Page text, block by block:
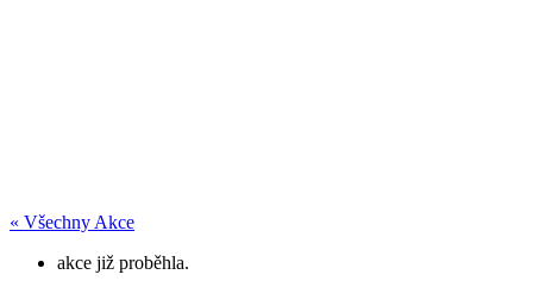
« Všechny Akce
akce již proběhla.